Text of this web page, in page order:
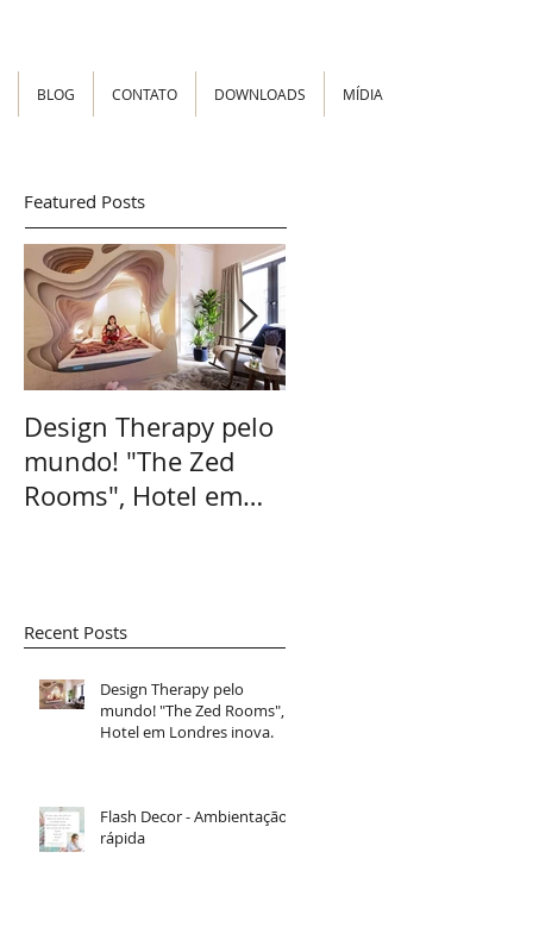
BLOG CONTATO DOWNLOADS MÍDIA
Featured Posts
Design Therapy pelo
mundo! "The Zed
Rooms", Hotel em
Recent Posts
Design Therapy pelo
mundo! "The Zed Rooms",
Hotel em Londres inova.
Flash Decor - Ambientação
rápida